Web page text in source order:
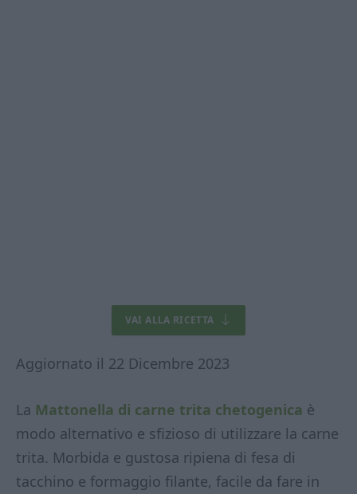
VAI ALLA RICETTA
Aggiornato il 22 Dicembre 2023
La Mattonella di carne trita chetogenica è
modo alternativo e sfizioso di utilizzare la carne
trita. Morbida e gustosa ripiena di fesa di
tacchino e formaggio filante, facile da fare in